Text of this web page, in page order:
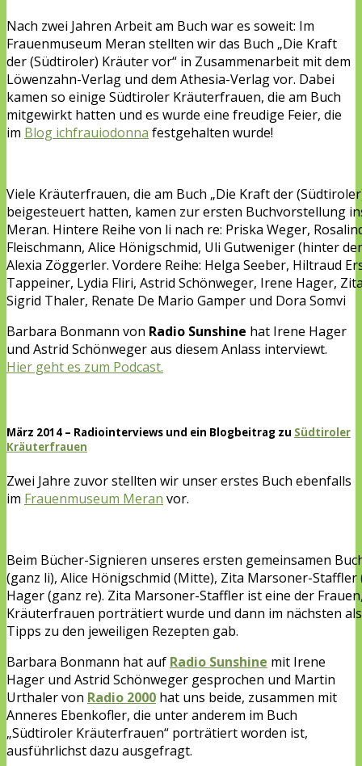
Nach zwei Jahren Arbeit am Buch war es soweit: Im
Frauenmuseum Meran stellten wir das Buch „Die Kraft
der (Südtiroler) Kräuter vor“ in Zusammenarbeit mit dem
Löwenzahn-Verlag und dem Athesia-Verlag vor. Dabei
kamen so einige Südtiroler Kräuterfrauen, die am Buch
mitgewirkt hatten und es wurde eine freudige Feier, die
im Blog ichfrauiodonna festgehalten wurde!
Viele Kräuterfrauen, die am Buch „Die Kraft der
beigesteuert hatten, kamen zur ersten Buchvorstellung
Meran. Hintere Reihe von li nach re: Priska Weger,
Fleischmann, Alice Hönigschmid, Uli Gutweniger (hinter
Alexia Zöggerler. Vordere Reihe: Helga Seeber, Hiltraud
Tappeiner, Lydia Fliri, Astrid Schönweger, Irene Hager,
Sigrid Thaler, Renate De Mario Gamper und Dora Somvi
Barbara Bonmann von Radio Sunshine hat Irene Hager
und Astrid Schönweger aus diesem Anlass interviewt.
Hier geht es zum Podcast.
März 2014 – Radiointerviews und ein Blogbeitrag zu Südtiroler
Kräuterfrauen
Zwei Jahre zuvor stellten wir unser erstes Buch ebenfalls
im Frauenmuseum Meran vor.
Beim Bücher-Signieren unseres ersten gemeinsamen
(ganz li), Alice Hönigschmid (Mitte), Zita Marsoner-
Hager (ganz re). Zita Marsoner-Staffler ist eine der
Kräuterfrauen porträtiert wurde und dann im nächsten
Tipps zu den jeweiligen Rezepten gab.
Barbara Bonmann hat auf Radio Sunshine mit Irene
Hager und Astrid Schönweger gesprochen und Martin
Urthaler von Radio 2000 hat uns beide, zusammen mit
Anneres Ebenkofler, die unter anderem im Buch
„Südtiroler Kräuterfrauen“ porträtiert worden ist,
ausführlichst dazu ausgefragt.